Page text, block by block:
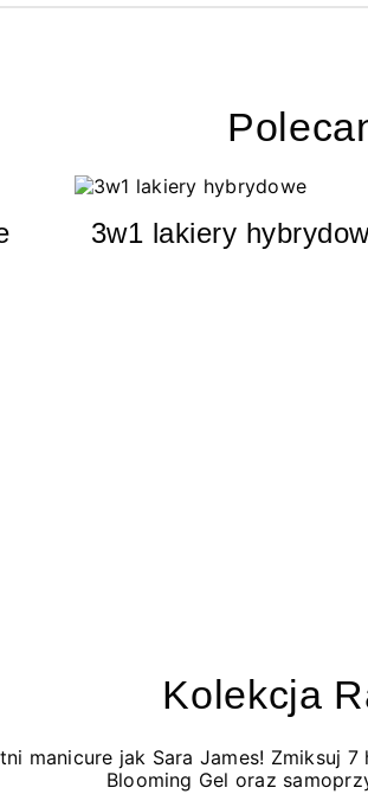
3w1 lakiery
Kolekcja
manicure jak Sara James! Zmiksuj
Blooming Gel oraz